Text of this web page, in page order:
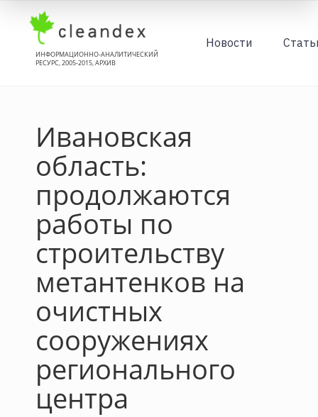
ИНФОРМАЦИОННО-АНАЛИТИЧЕСКИЙ
РЕСУРС, 2005-2015, АРХИВ
Новости
Ивановская
область:
продолжаются
работы по
строительству
метантенков на
очистных
сооружениях
регионального
центра